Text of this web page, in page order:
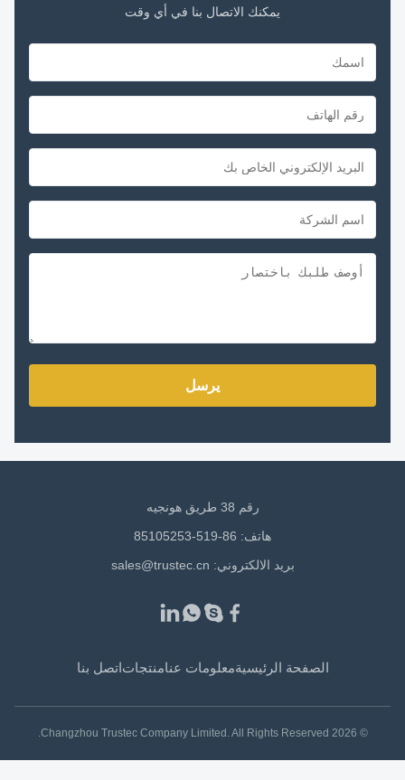
يمكنك الاتصال بنا في أي وقت
يرسل
هاتف: 86-519-85105253
بريد الالكتروني: sales@trustec.cn
الصفحة الرئيسيةمعلومات عنامنتجاتاتصل بنا